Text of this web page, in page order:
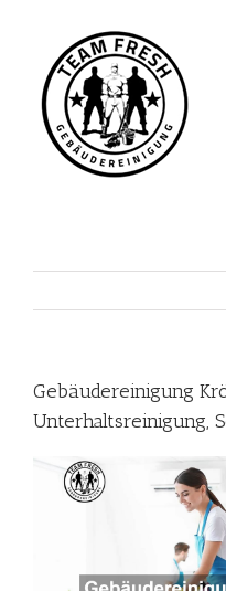
springen
Gebäudereinigung
Unterhaltsreinigung,